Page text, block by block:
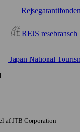
REJS
Japan National
af JTB Corporation